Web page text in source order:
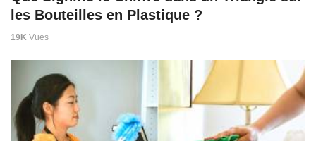
les Bouteilles en Plastique ?
19K Vues